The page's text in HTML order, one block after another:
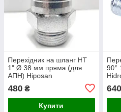
Перехідник на шланг НТ
1" Ø 38 мм пряма (для
АПН) Hiposan
480 ₴
Купити
90°
640